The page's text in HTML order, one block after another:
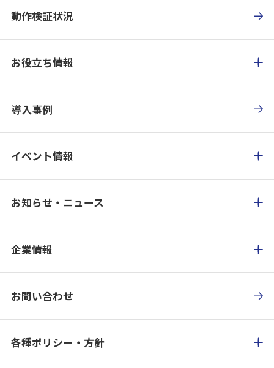
動作検証状況
お役立ち情報
導入事例
イベント情報
お知らせ・ニュース
企業情報
お問い合わせ
各種ポリシー・方針